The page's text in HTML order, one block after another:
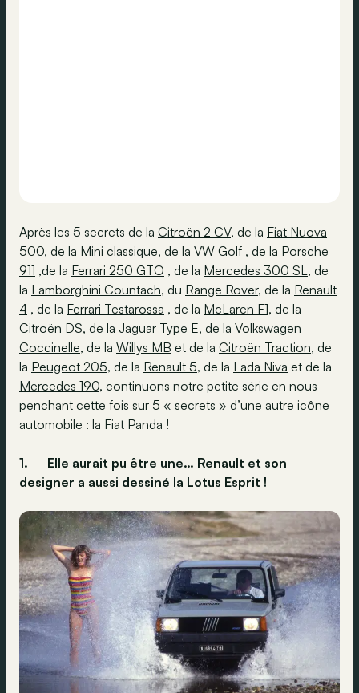
Après les 5 secrets de la Citroën 2 CV, de la Fiat Nuova
500, de la Mini classique, de la VW Golf , de la Porsche
911 ,de la Ferrari 250 GTO , de la Mercedes 300 SL, de
la Lamborghini Countach, du Range Rover, de la Renault
4 , de la Ferrari Testarossa , de la McLaren F1, de la
Citroën DS, de la Jaguar Type E, de la Volkswagen
Coccinelle, de la Willys MB et de la Citroën Traction, de
la Peugeot 205, de la Renault 5, de la Lada Niva et de la
Mercedes 190, continuons notre petite série en nous
penchant cette fois sur 5 « secrets » d’une autre icône
automobile : la Fiat Panda !
1. Elle aurait pu être une… Renault et son
designer a aussi dessiné la Lotus Esprit !